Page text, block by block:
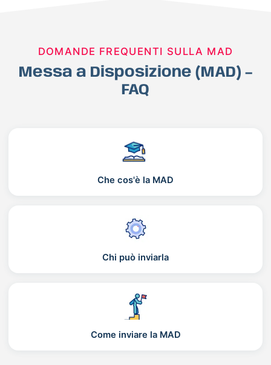
DOMANDE FREQUENTI SULLA MAD
Messa a Disposizione (MAD) –
FAQ
Che cos'è la MAD
Chi può inviarla
Come inviare la MAD